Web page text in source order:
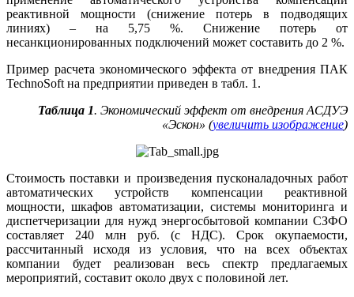
реактивной мощности (снижение потерь в подводящих
линиях) – на 5,75 %. Снижение потерь от
несанкционированных подключений может составить до 2 %.
Пример расчета экономического эффекта от внедрения ПАК
TechnoSoft на предприятии приведен в табл. 1.
Таблица 1. Экономический эффект от внедрения АСДУЭ
«Эскон» (увеличить изображение)
Стоимость поставки и произведения пусконаладочных работ
автоматических устройств компенсации реактивной
мощности, шкафов автоматизации, системы мониторинга и
диспетчеризации для нужд энергосбытовой компании СЗФО
составляет 240 млн руб. (с НДС). Срок окупаемости,
рассчитанный исходя из условия, что на всех объектах
компании будет реализован весь спектр предлагаемых
мероприятий, составит около двух с половиной лет.